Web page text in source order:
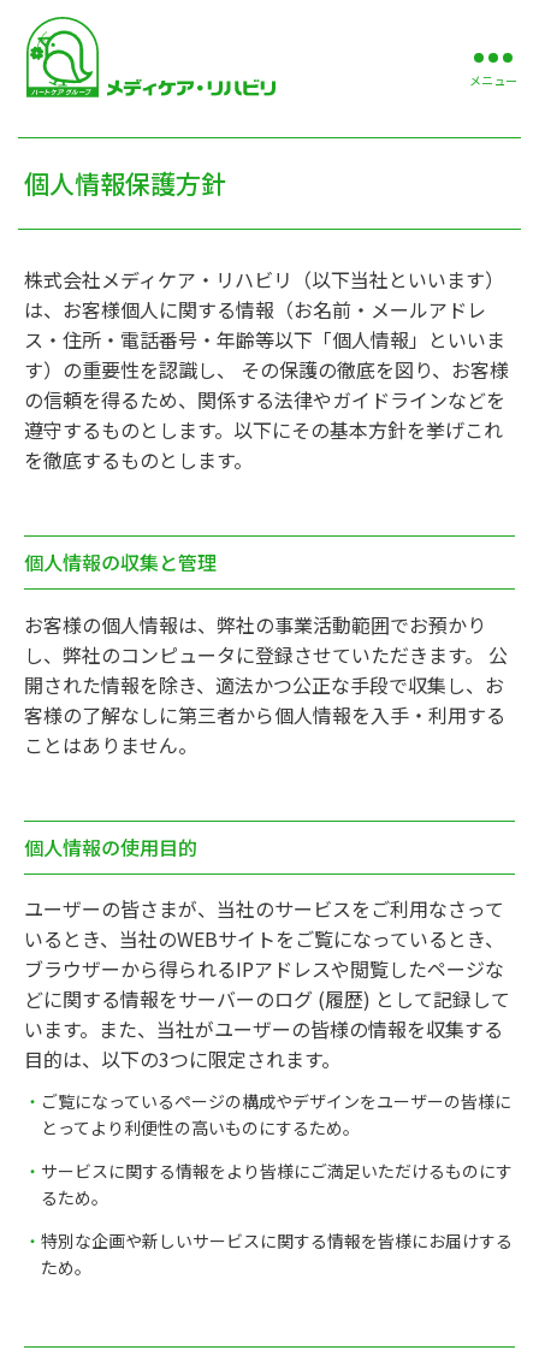
メニュー
個人情報保護方針
株式会社メディケア・リハビリ（以下当社といいます）
は、お客様個人に関する情報（お名前・メールアドレ
ス・住所・電話番号・年齢等以下「個人情報」といいま
す）の重要性を認識し、 その保護の徹底を図り、お客様
の信頼を得るため、関係する法律やガイドラインなどを
遵守するものとします。以下にその基本方針を挙げこれ
を徹底するものとします。
個人情報の収集と管理
お客様の個人情報は、弊社の事業活動範囲でお預かり
し、弊社のコンピュータに登録させていただきます。 公
開された情報を除き、適法かつ公正な手段で収集し、お
客様の了解なしに第三者から個人情報を入手・利用する
ことはありません。
個人情報の使用目的
ユーザーの皆さまが、当社のサービスをご利用なさって
いるとき、当社のWEBサイトをご覧になっているとき、
ブラウザーから得られるIPアドレスや閲覧したページな
どに関する情報をサーバーのログ (履歴) として記録して
います。また、当社がユーザーの皆様の情報を収集する
目的は、以下の3つに限定されます。
ご覧になっているページの構成やデザインをユーザーの皆様に
とってより利便性の高いものにするため。
サービスに関する情報をより皆様にご満足いただけるものにす
るため。
特別な企画や新しいサービスに関する情報を皆様にお届けする
ため。